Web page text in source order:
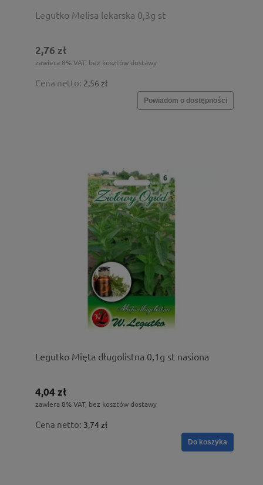
Legutko Melisa lekarska 0,3g st
2,76 zł
zawiera 8% VAT, bez kosztów dostawy
Cena netto: 2,56 zł
Powiadom o dostępności
Legutko Mięta długolistna 0,1g st nasiona
4,04 zł
zawiera 8% VAT, bez kosztów dostawy
Cena netto: 3,74 zł
Do koszyka